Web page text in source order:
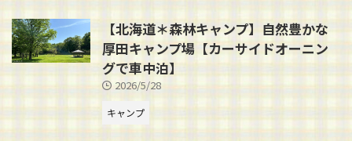
【北海道＊森林キャンプ】自然豊かな
厚田キャンプ場【カーサイドオーニン
グで車中泊】
2026/5/28
キャンプ